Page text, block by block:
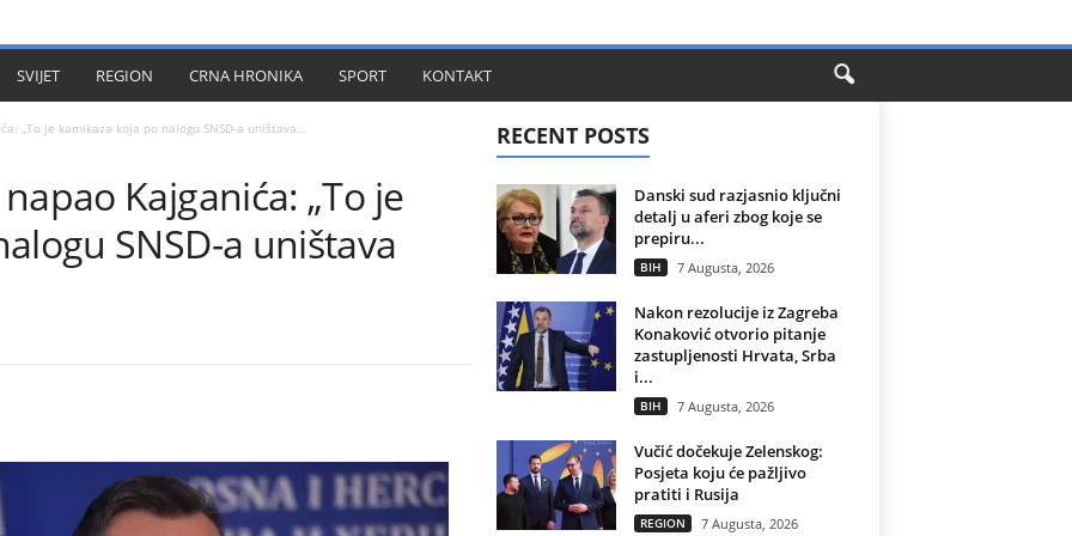
SVIJET REGION CRNA HRONIKA SPORT KONTAKT
„To je kamikaza koja po nalogu SNSD-a uništava...
Kajganića: „To je
SNSD-a uništava
RECENT POSTS
Danski sud razjasnio ključni
detalj u aferi zbog koje se
prepiru...
BIH 7 Augusta, 2026
Nakon rezolucije iz Zagreba
Konaković otvorio pitanje
zastupljenosti Hrvata, Srba
i...
BIH 7 Augusta, 2026
Vučić dočekuje Zelenskog:
Posjeta koju će pažljivo
pratiti i Rusija
REGION 7 Augusta, 2026